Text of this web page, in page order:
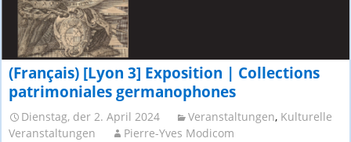
(Français) [Lyon 3] Exposition | Collections
patrimoniales germanophones
Dienstag, der 2. April 2024 Veranstaltungen, Kulturelle
Veranstaltungen
Pierre-Yves Modicom